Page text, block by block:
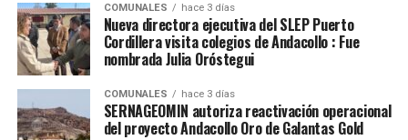
COMUNALES hace 3 días
Nueva directora ejecutiva del SLEP Puerto
Cordillera visita colegios de Andacollo : Fue
nombrada Julia Oróstegui
COMUNALES hace 3 días
SERNAGEOMIN autoriza reactivación operacional
del proyecto Andacollo Oro de Galantas Gold